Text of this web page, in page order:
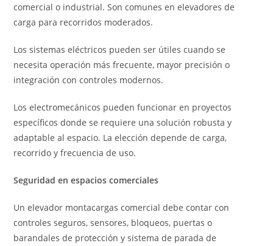
comercial o industrial. Son comunes en elevadores de
carga para recorridos moderados.
Los sistemas eléctricos pueden ser útiles cuando se
necesita operación más frecuente, mayor precisión o
integración con controles modernos.
Los electromecánicos pueden funcionar en proyectos
específicos donde se requiere una solución robusta y
adaptable al espacio. La elección depende de carga,
recorrido y frecuencia de uso.
Seguridad en espacios comerciales
Un elevador montacargas comercial debe contar con
controles seguros, sensores, bloqueos, puertas o
barandales de protección y sistema de parada de